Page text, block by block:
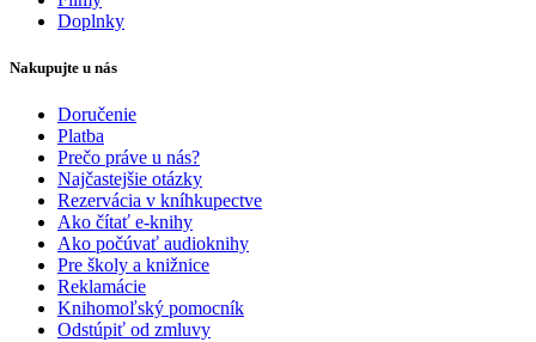
Doplnky
Nakupujte u nás
Doručenie
Platba
Prečo práve u nás?
Najčastejšie otázky
Rezervácia v kníhkupectve
Ako čítať e-knihy
Ako počúvať audioknihy
Pre školy a knižnice
Reklamácie
Knihomoľský pomocník
Odstúpiť od zmluvy